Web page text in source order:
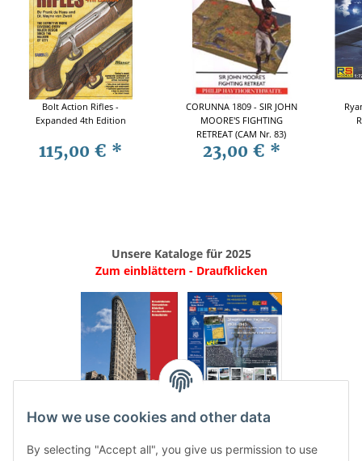
Bolt Action Rifles -
Expanded 4th Edition
115,00 € *
CORUNNA 1809 - SIR JOHN
MOORE'S FIGHTING
RETREAT (CAM Nr. 83)
23,00 € *
Unsere Kataloge für 2025
Zum einblättern - Draufklicken
. ..
Categories
How we use cookies and other data
By selecting "Accept all", you give us permission to use